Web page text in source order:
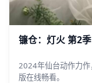
镰仓：灯火 第2季
2024年仙台动作力
版在线畅看。